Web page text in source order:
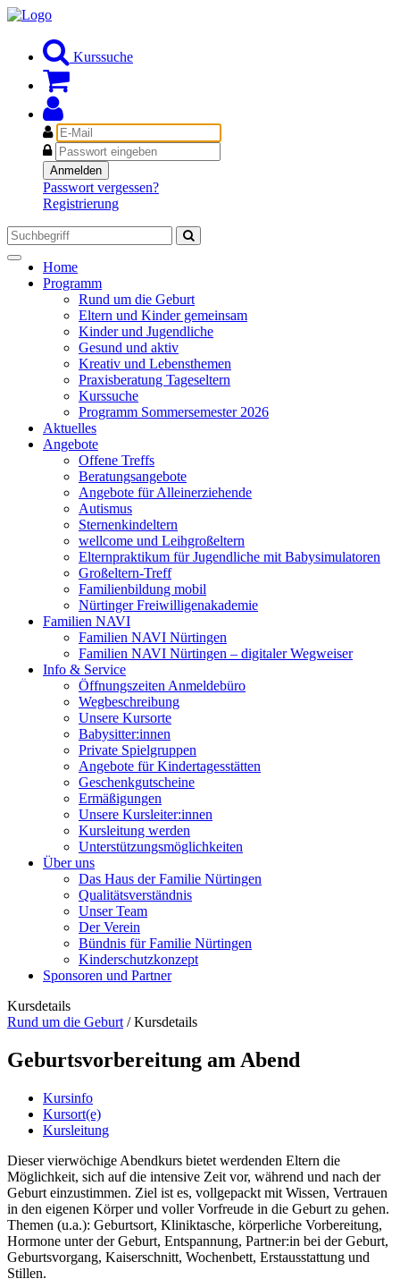
Kurssuche
E-
Mail
Passwort
Anmelden
Passwort vergessen?
Registrierung
Toggle
navigation
Home
Programm
Rund um die Geburt
Eltern und Kinder gemeinsam
Kinder und Jugendliche
Gesund und aktiv
Kreativ und Lebensthemen
Praxisberatung Tageseltern
Kurssuche
Programm Sommersemester 2026
Aktuelles
Angebote
Offene Treffs
Beratungsangebote
Angebote für Alleinerziehende
Autismus
Sternenkindeltern
wellcome und Leihgroßeltern
Elternpraktikum für Jugendliche mit Babysimulatoren
Großeltern-Treff
Familienbildung mobil
Nürtinger Freiwilligenakademie
Familien NAVI
Familien NAVI Nürtingen
Familien NAVI Nürtingen – digitaler Wegweiser
Info & Service
Öffnungszeiten Anmeldebüro
Wegbeschreibung
Unsere Kursorte
Babysitter:innen
Private Spielgruppen
Angebote für Kindertagesstätten
Geschenkgutscheine
Ermäßigungen
Unsere Kursleiter:innen
Kursleitung werden
Unterstützungsmöglichkeiten
Über uns
Das Haus der Familie Nürtingen
Qualitätsverständnis
Unser Team
Der Verein
Bündnis für Familie Nürtingen
Kinderschutzkonzept
Sponsoren und Partner
Kursdetails
Rund um die Geburt /Kursdetails
Geburtsvorbereitung am Abend
Kursinfo
Kursort(e)
Kursleitung
Dieser vierwöchige Abendkurs bietet werdenden Eltern die
Möglichkeit, sich auf die intensive Zeit vor, während und nach der
Geburt einzustimmen. Ziel ist es, vollgepackt mit Wissen, Vertrauen
in den eigenen Körper und voller Vorfreude in die Geburt zu gehen.
Themen (u.a.): Geburtsort, Kliniktasche, körperliche Vorbereitung,
Hormone unter der Geburt, Entspannung, Partner:in bei der Geburt,
Geburtsvorgang, Kaiserschnitt, Wochenbett, Erstausstattung und
Stillen.